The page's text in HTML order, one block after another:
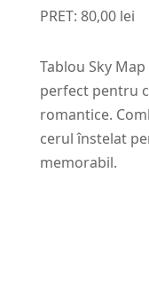
PRET: 80,00 lei
Tablou Sky
perfect pentru
romantice.
cerul înstelat
memorabil.